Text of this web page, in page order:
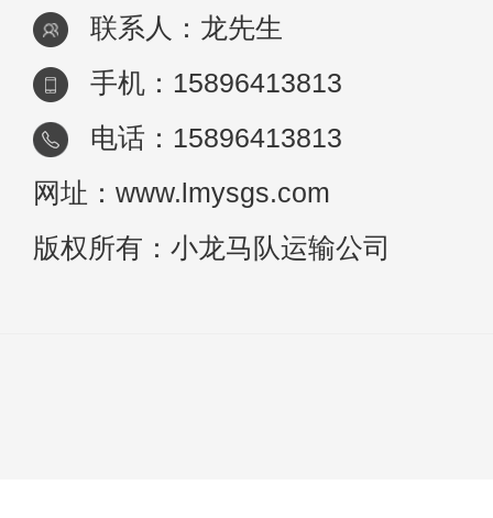
联系人：龙先生
手机：15896413813
电话：15896413813
网址：www.lmysgs.com
版权所有：小龙马队运输公司